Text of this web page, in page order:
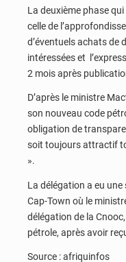
La deuxième phase
celle de
d’éventuels achats de
intéressées et
2 mois après
D’après le ministre
son nouveau code
obligation de
soit toujours attractif
».
La délégation a eu
Cap-Town où le
délégation de la
pétrole, après avoir
Source : afriquinfos